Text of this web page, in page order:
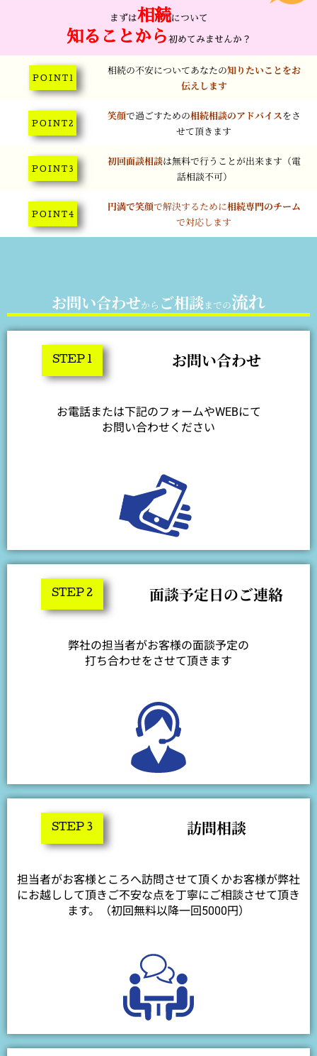
まずは相続について
知ることから初めてみませんか？
P O I N T 1
相続の不安についてあなたの知りたいことをお
伝えします
P O I N T 2
笑顔で過ごすための相続相談のアドバイスをさ
せて頂きます
P O I N T 3
初回面談相談は無料で行うことが出来ます（電
話相談不可）
P O I N T 4
円満で笑顔で解決するために相続専門のチーム
で対応します
お問い合わせから ご相談までの流れ
STEP 1 お問い合わせ
お電話または下記のフォームやWEBにて
お問い合わせください
STEP 2 面談予定日のご連絡
弊社の担当者がお客様の面談予定の
打ち合わせをさせて頂きます
STEP 3 訪問相談
担当者がお客様ところへ訪問させて頂くかお客様が弊社
にお越しして頂きご不安な点を丁寧にご相談させて頂き
ます。（初回無料以降一回5000円）